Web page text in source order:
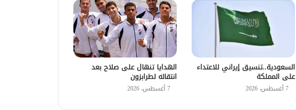
السعودية..تنسيق إيراني للاعتداء
على المملكة
7 أغسطس، 2026
الهدايا تنهال على صلاح بعد
انتقاله لطرابزون
7 أغسطس، 2026